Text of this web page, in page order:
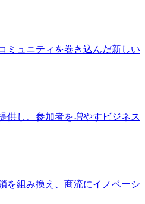
ミュニティを巻き込んだ新しい
供し、参加者を増やすビジネス
を組み換え、商流にイノベーシ